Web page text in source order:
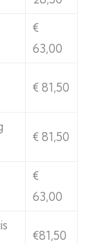
€
63,00
€ 81,50
€ 81,50
€
63,00
€81,50